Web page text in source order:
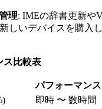
理: IMEの辞書更新や
しいデバイスを購入
ス比較表
パフォーマンス
即時 〜 数時間